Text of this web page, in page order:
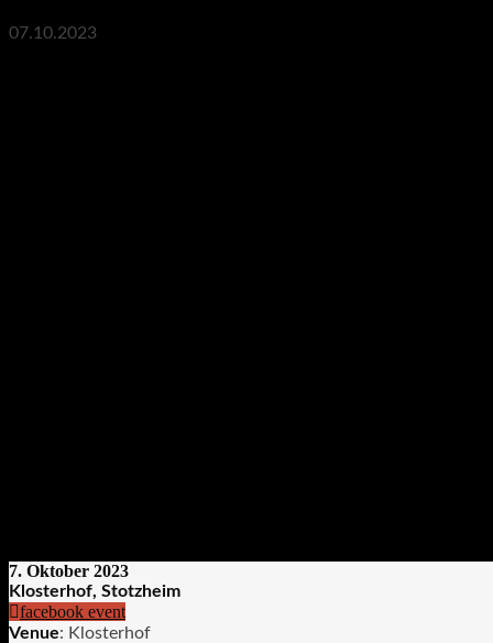
07.10.2023
7. Oktober 2023
Klosterhof, Stotzheim
facebook event
Venue: Klosterhof